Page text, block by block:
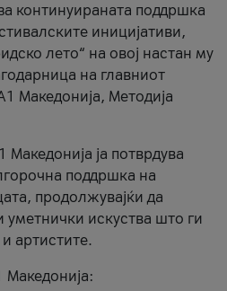
континуираната поддршка
иницијативи,
лето“ на овој настан му
на главниот
Македонија, Методија
ја потврдува
поддршка на
продолжувајќи да
уметнички искуства што ги
артистите.
Македонија: